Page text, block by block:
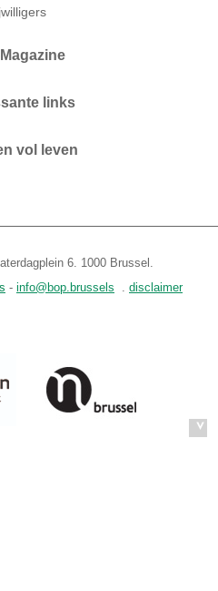
links
vol leven
6. 1000 Brussel.
- info@bop.brussels
disclaimer